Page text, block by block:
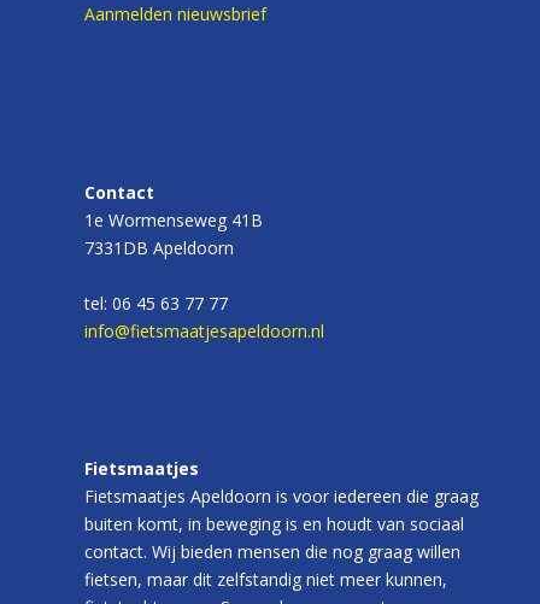
Aanmelden nieuwsbrief
Contact
1e Wormenseweg 41B
7331DB Apeldoorn
tel: 06 45 63 77 77
info@fietsmaatjesapeldoorn.nl
Fietsmaatjes
Fietsmaatjes Apeldoorn is voor iedereen die graag
buiten komt, in beweging is en houdt van sociaal
contact. Wij bieden mensen die nog graag willen
fietsen, maar dit zelfstandig niet meer kunnen,